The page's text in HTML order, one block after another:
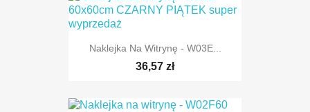
Naklejka Na Witrynę - W03E...
36,57 zł